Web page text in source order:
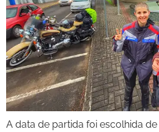
A data de partida foi escolhida